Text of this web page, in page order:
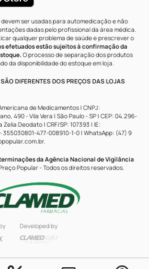
ser usadas para automedicação e não
dadas pelo profissional da área médica.
qualquer problema de saúde e prescrever o
efetuados estão sujeitos à confirmação da
O processo de separação dos produtos
da disponibilidade do estoque em loja.
DIFERENTES DOS PREÇOS DAS LOJAS
Americana de Medicamentos | CNPJ:
490 - Vila Vera | São Paulo - SP | CEP: 04.296-
Deodato | CRF/SP: 107393 | IE:
- 355030801-477-008910-1-0 | WhatsApp: (47) 9
.
da Agência Nacional de Vigilância
Popular - Todos os direitos reservados.
Developed by